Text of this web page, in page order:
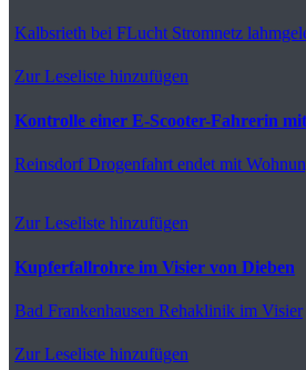
Kalbsrieth bei FLucht Stromnetz
Zur Leseliste hinzufügen
Kontrolle einer E-Scooter-Fahrerin
ReinsdorfDrogenfahrt endet mit
Zur Leseliste hinzufügen
Kupferfallrohre im Visier von Dieben
Bad Frankenhausen Rehaklinik im Visier
Zur Leseliste hinzufügen